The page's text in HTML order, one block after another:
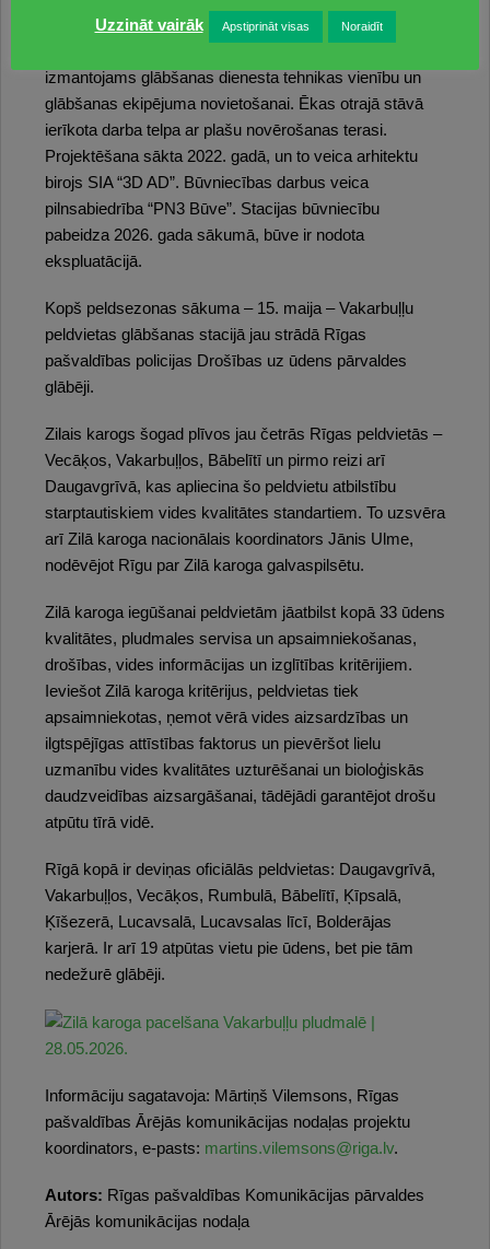
dienesta stacijas būvniecība. Ēkas kopējā platība ir 116
izmantojams glābšanas dienesta tehnikas vienību un
glābšanas ekipējuma novietošanai. Ēkas otrajā stāvā
ierīkota darba telpa ar plašu novērošanas terasi.
Projektēšana sākta 2022. gadā, un to veica arhitektu
birojs SIA “3D AD”. Būvniecības darbus veica
pilnsabiedrība “PN3 Būve”. Stacijas būvniecību
pabeidza 2026. gada sākumā, būve ir nodota
ekspluatācijā.
Kopš peldsezonas sākuma – 15. maija – Vakarbuļļu
peldvietas glābšanas stacijā jau strādā Rīgas
pašvaldības policijas Drošības uz ūdens pārvaldes
glābēji.
Zilais karogs šogad plīvos jau četrās Rīgas peldvietās –
Vecāķos, Vakarbuļļos, Bābelītī un pirmo reizi arī
Daugavgrīvā, kas apliecina šo peldvietu atbilstību
starptautiskiem vides kvalitātes standartiem. To uzsvēra
arī Zilā karoga nacionālais koordinators Jānis Ulme,
nodēvējot Rīgu par Zilā karoga galvaspilsētu.
Zilā karoga iegūšanai peldvietām jāatbilst kopā 33 ūdens
kvalitātes, pludmales servisa un apsaimniekošanas,
drošības, vides informācijas un izglītības kritērijiem.
Ieviešot Zilā karoga kritērijus, peldvietas tiek
apsaimniekotas, ņemot vērā vides aizsardzības un
ilgtspējīgas attīstības faktorus un pievēršot lielu
uzmanību vides kvalitātes uzturēšanai un bioloģiskās
daudzveidības aizsargāšanai, tādējādi garantējot drošu
atpūtu tīrā vidē.
Rīgā kopā ir deviņas oficiālās peldvietas: Daugavgrīvā,
Vakarbuļļos, Vecāķos, Rumbulā, Bābelītī, Ķīpsalā,
Ķīšezerā, Lucavsalā, Lucavsalas līcī, Bolderājas
karjerā. Ir arī 19 atpūtas vietu pie ūdens, bet pie tām
nedežurē glābēji.
Informāciju sagatavoja: Mārtiņš Vilemsons, Rīgas
pašvaldības Ārējās komunikācijas nodaļas projektu
koordinators, e-pasts: martins.vilemsons@riga.lv.
Autors: Rīgas pašvaldības Komunikācijas pārvaldes
Ārējās komunikācijas nodaļa
Uzzināt vairāk
Apstiprināt visas Noraidīt